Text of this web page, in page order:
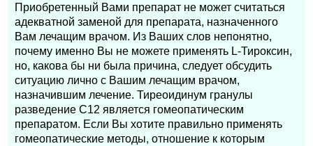
Приобретенный Вами препарат не может считаться
адекватной заменой для препарата, назначенного
Вам лечащим врачом. Из Ваших слов непонятно,
почему именно Вы не можете применять L-Тироксин,
но, какова бы ни была причина, следует обсудить
ситуацию лично с Вашим лечащим врачом,
назначившим лечение. Тиреоидинум гранулы
разведение С12 является гомеопатическим
препаратом. Если Вы хотите правильно применять
гомеопатические методы, отношение к которым